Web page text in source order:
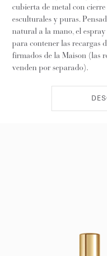
cubierta de metal con
esculturales y puras.
natural a la mano, el
para contener las recargas
firmados de la Maison (las
venden por separado).